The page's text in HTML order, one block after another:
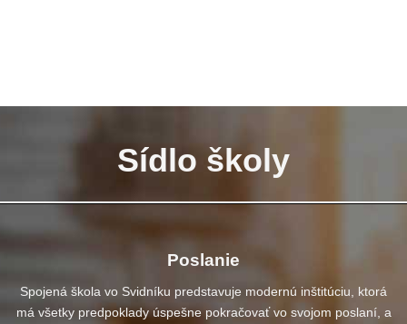
Sídlo školy
Poslanie
Spojená škola vo Svidníku predstavuje modernú inštitúciu, ktorá
má všetky predpoklady úspešne pokračovať vo svojom poslaní, a